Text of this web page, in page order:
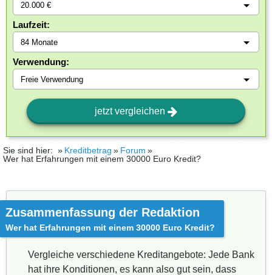
Laufzeit:
Verwendung:
jetzt vergleichen
Sie sind hier: Kreditbetrag
Forum
Wer hat Erfahrungen mit einem 30000 Euro Kredit?
Zusammenfassung der Redaktion
Wer hat Erfahrungen mit einem 30000 Euro Kredit?
Vergleiche verschiedene Kreditangebote: Jede Bank
hat ihre Konditionen, es kann also gut sein, dass